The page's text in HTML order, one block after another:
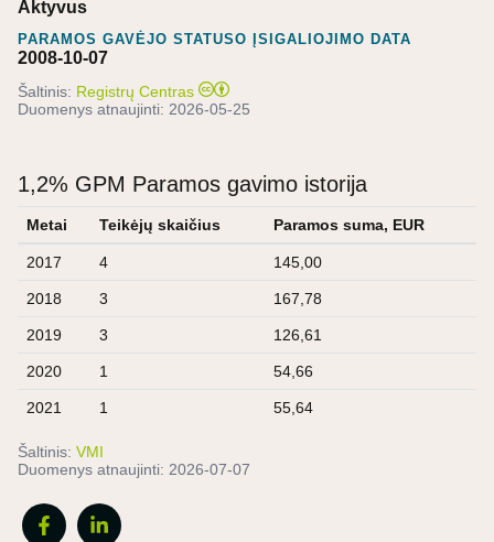
Aktyvus
PARAMOS GAVĖJO STATUSO ĮSIGALIOJIMO DATA
2008-10-07
Šaltinis: Registrų Centras
Duomenys atnaujinti: 2026-05-25
1,2% GPM Paramos gavimo istorija
Metai Teikėjų skaičius Paramos suma, EUR
2017 4 145,00
2018 3 167,78
2019 3 126,61
2020 1 54,66
2021 1 55,64
Šaltinis: VMI
Duomenys atnaujinti: 2026-07-07